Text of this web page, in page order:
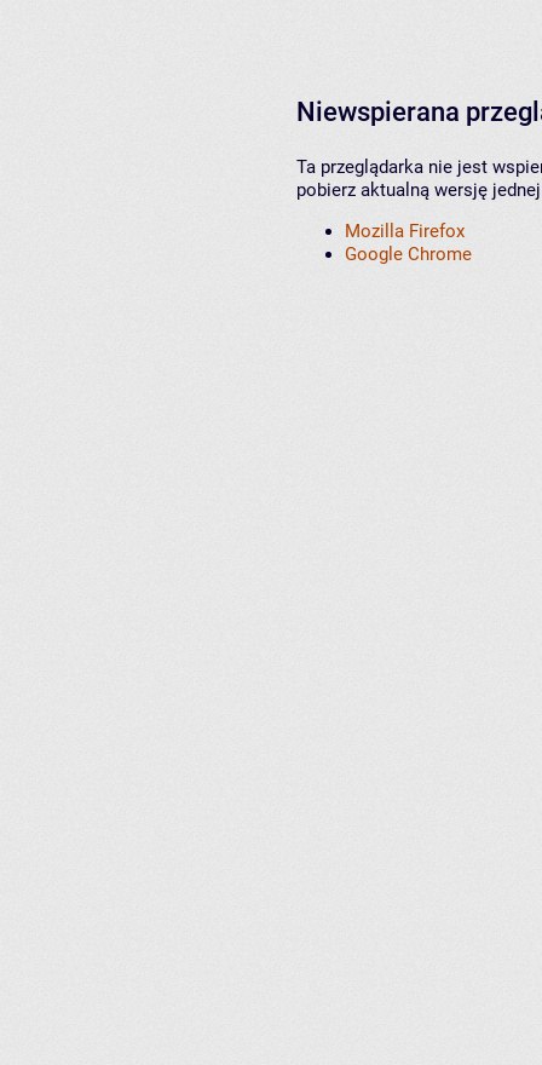
Niewspierana
Ta przeglądarka nie jest
pobierz aktualną wersję
Mozilla Firefox
Google Chrome